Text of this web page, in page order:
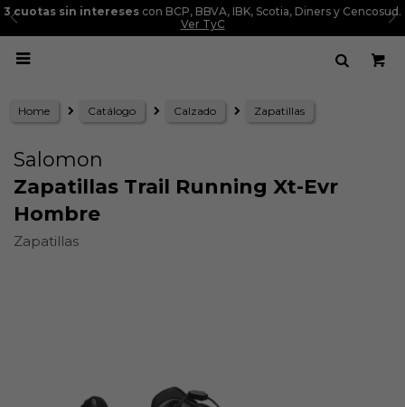
3 cuotas sin intereses con BCP, BBVA, IBK, Scotia, Diners y Cencosud.
Ver TyC

Home Catálogo Calzado Zapatillas
Salomon
Zapatillas Trail Running Xt-Evr
Hombre
Zapatillas